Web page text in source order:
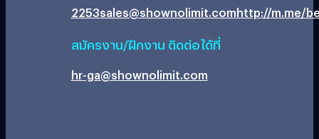
2253sales@shownolimit.comhttp://m.me/
สมัครงาน/ฝึกงาน ติดต่อได้ที่
hr-ga@shownolimit.com